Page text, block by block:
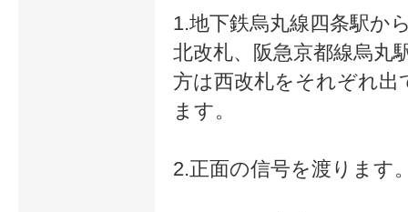
1.地下鉄烏丸線四条駅か
北改札、阪急京都線烏丸
方は西改札をそれぞれ出
ます。
2.正面の信号を渡ります